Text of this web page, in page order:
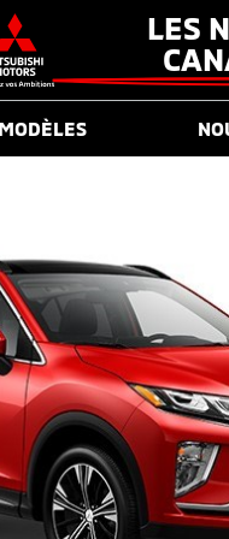
LES